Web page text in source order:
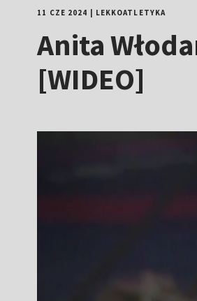
11 CZE 2024 LEKKOATLETYKA
Anita
[WIDEO]